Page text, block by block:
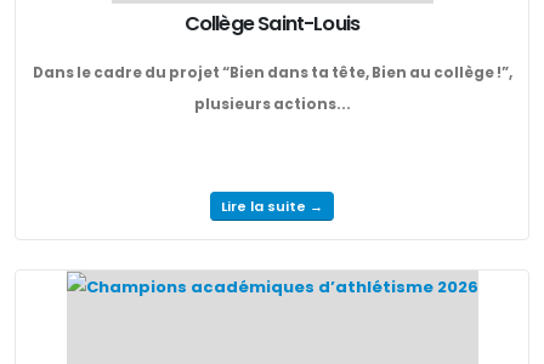
Collège Saint-Louis
Dans le cadre du projet “Bien dans ta tête, Bien au collège !”,
plusieurs actions...
Lire la suite →